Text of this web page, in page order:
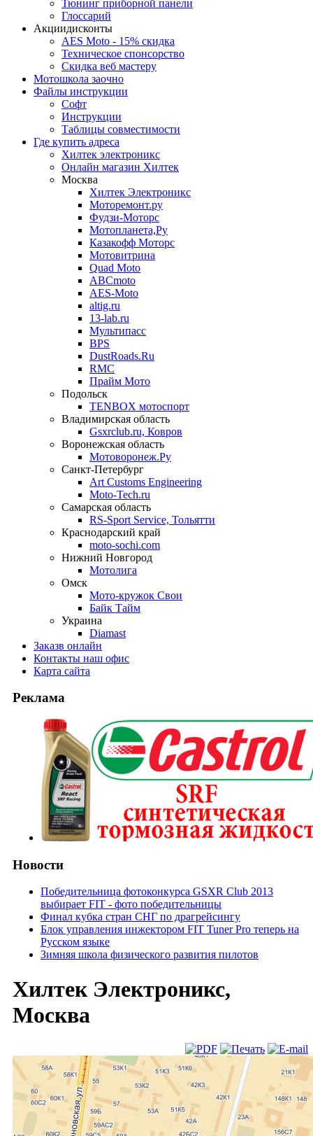
Тюнинг приборной панели
Глоссарий
Акциидисконты
AES Moto - 15% скидка
Техническое спонсорство
Скидка веб мастеру
Мотошкола заочно
Файлы инструкции
Софт
Инструкции
Таблицы совместимости
Где купить адреса
Хилтек электроникс
Онлайн магазин Хилтек
Москва
Хилтек Электроникс
Моторемонт.ру
Фудзи-Моторс
Мотопланета,Ру
Казакофф Моторс
Мотовитрина
Quad Moto
ABCmoto
AES-Moto
altig.ru
13-lab.ru
Мультипасс
BPS
DustRoads.Ru
RMC
Прайм Мото
Подольск
TENBOX мотоспорт
Владимирская область
Gsxrclub.ru, Ковров
Воронежская область
Мотоворонеж.Ру
Санкт-Петербург
Art Customs Engineering
Moto-Tech.ru
Самарская область
RS-Sport Service, Тольятти
Краснодарский край
moto-sochi.com
Нижний Новгород
Мотолига
Омск
Мото-кружок Свои
Байк Тайм
Украина
Diamast
Заказв онлайн
Контакты наш офис
Карта сайта
Реклама
Новости
Победительница фотоконкурса GSXR Club 2013
выбирает FIT - фото победительницы
Финал кубка стран СНГ по драгрейсингу
Блок управления инжектором FIT Tuner Pro теперь на
Русском языке
Зимняя школа физического развития пилотов
Хилтек Электроникс,
Москва